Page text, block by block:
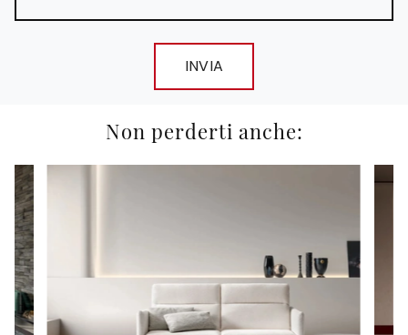
INVIA
Non perderti anche: